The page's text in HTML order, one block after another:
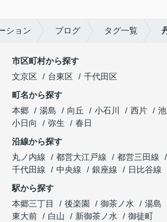
ション ブログ タグ一覧
市区町村から探す
文京区
台東区
千代田区
町名から探す
本郷
湯島 向丘 小石川 西片
小日向
弥生
春日
沿線から探す
丸ノ内線
都営大江戸線 都営三田線
千代田線
中央線 銀座線 日比谷線
駅から探す
本郷三丁目
後楽園 御茶ノ水 湯島
東大前
白山 新御茶ノ水 御徒町